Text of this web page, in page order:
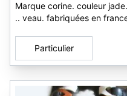
Marque corine. couleur
.. veau. fabriquées en
Particulier